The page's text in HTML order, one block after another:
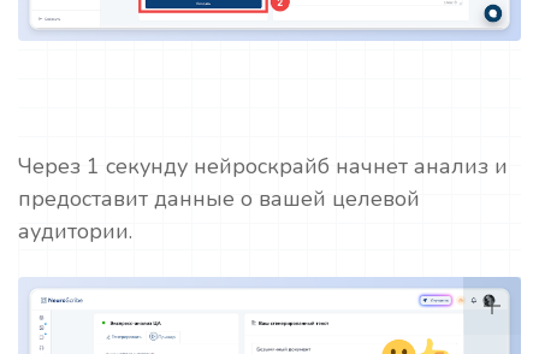
Через 1 секунду нейроскрайб начнет анализ и
предоставит данные о вашей целевой
аудитории.